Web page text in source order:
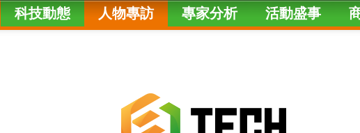
科技動態 人物專訪 專家分析 活動盛事